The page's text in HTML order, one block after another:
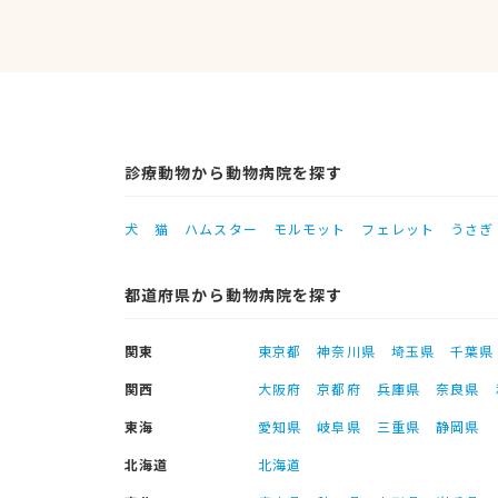
診療動物から動物病院を探す
犬 猫 ハムスター モルモット フェレット うさぎ
都道府県から動物病院を探す
関東 東京都 神奈川県 埼玉県
千葉県
関西
大阪府 京都府 兵庫県 奈良県
東海
愛知県 岐阜県 三重県
静岡県
北海道
北海道